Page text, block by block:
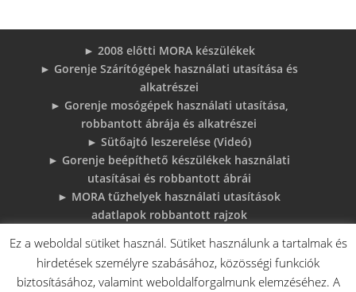
► 2008 előtti MORA készülékek
► Gorenje Szárítógépek használati utasítása és
alkatrészei
► Gorenje mosógépek használati utasítása,
robbantott ábrája és alkatrészei
► Sütőajtó leszerelése (Videó)
► Gorenje beépíthető készülékek használati
utasításai és robbantott ábrái
► MORA tűzhelyek használati utasítások
adatlapok robbantott rajzok
megoldások
► 6 gyakori sütő hiba, és megoldások
♦Gorenje Háztartásigépek adattábláiról:
Ez a weboldal sütiket használ. Sütiket használunk a tartalmak és
hirdetések személyre szabásához, közösségi funkciók
biztosításához, valamint weboldalforgalmunk elemzéséhez. A